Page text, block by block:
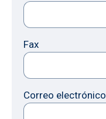
Fax
Correo electrónico